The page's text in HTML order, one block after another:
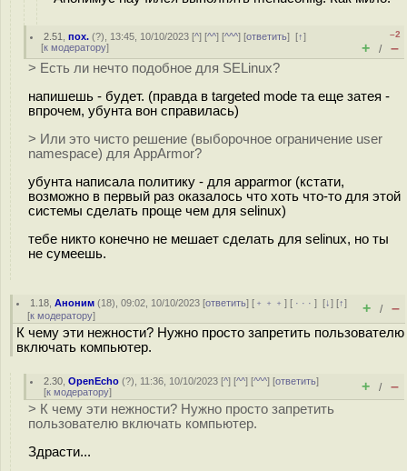
2.51 ,пох. (?), 13:45, 10/10/2023 [^] [^^] [^^^] [ответить][↑]
[к модератору]
–2
+ / –
> Есть ли нечто подобное для SELinux?
напишешь - будет. (правда в targeted mode та еще затея -
впрочем, убунта вон справилась)
> Или это чисто решение (выборочное ограничение user
namespace) для AppArmor?
убунта написала политику - для apparmor (кстати,
возможно в первый раз оказалось что хоть что-то для этой
системы сделать проще чем для selinux)
тебе никто конечно не мешает сделать для selinux, но ты
не сумеешь.
1.18 ,Аноним (18), 09:02, 10/10/2023 [ответить] [ ﹢﹢﹢] [ · · ·][↓] [↑]
[к модератору] + / –
К чему эти нежности? Нужно просто запретить пользователю
включать компьютер.
2.30 ,OpenEcho (?), 11:36, 10/10/2023 [^] [^^] [^^^] [ответить]
[к модератору] + / –
> К чему эти нежности? Нужно просто запретить
пользователю включать компьютер.
Здрасти...